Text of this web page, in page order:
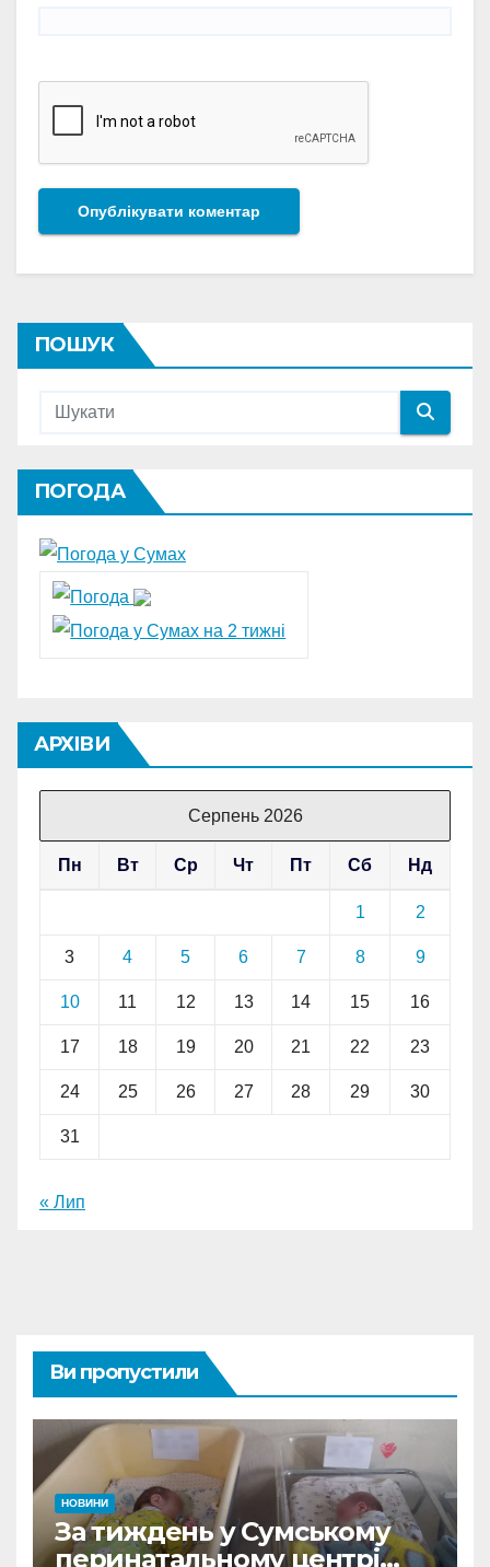
ПОШУК
ПОГОДА
АРХІВИ
Серпень 2026
Пн Вт Ср Чт Пт Сб Нд
1 2
3 4 5 6 7 8 9
10 11 12 13 14 15 16
17 18 19 20 21 22 23
24 25 26 27 28 29 30
31
« Лип
Ви пропустили
НОВИНИ
За тиждень у Сумському
перинатальному центрі